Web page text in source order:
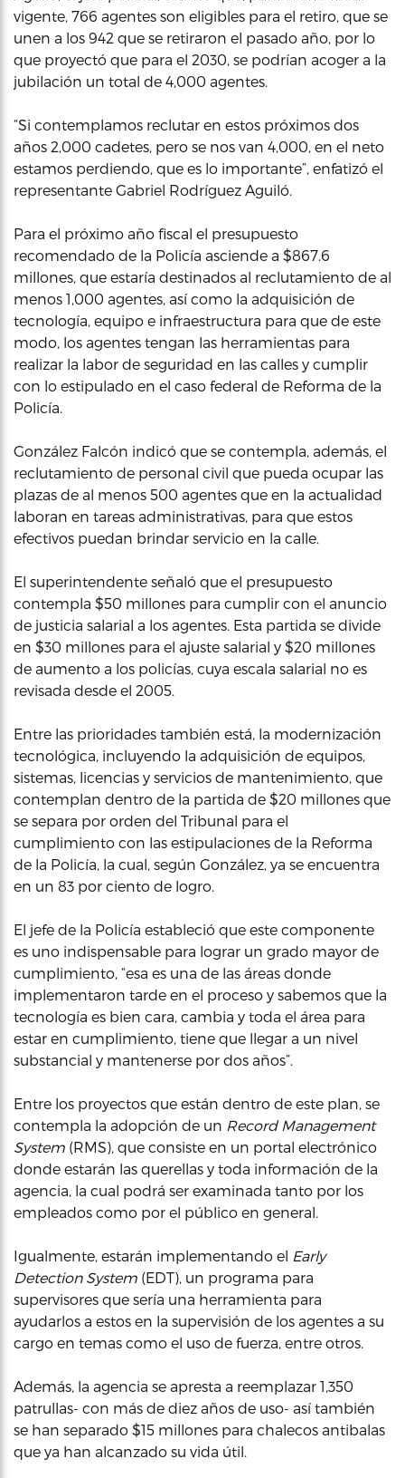
vigente, 766 agentes son eligibles para el retiro, que se
unen a los 942 que se retiraron el pasado año, por lo
que proyectó que para el 2030, se podrían acoger a la
jubilación un total de 4,000 agentes.
“Si contemplamos reclutar en estos próximos dos
años 2,000 cadetes, pero se nos van 4,000, en el neto
estamos perdiendo, que es lo importante”, enfatizó el
representante Gabriel Rodríguez Aguiló.
Para el próximo año fiscal el presupuesto
recomendado de la Policía asciende a $867.6
millones, que estaría destinados al reclutamiento de al
menos 1,000 agentes, así como la adquisición de
tecnología, equipo e infraestructura para que de este
modo, los agentes tengan las herramientas para
realizar la labor de seguridad en las calles y cumplir
con lo estipulado en el caso federal de Reforma de la
Policía.
González Falcón indicó que se contempla, además, el
reclutamiento de personal civil que pueda ocupar las
plazas de al menos 500 agentes que en la actualidad
laboran en tareas administrativas, para que estos
efectivos puedan brindar servicio en la calle.
El superintendente señaló que el presupuesto
contempla $50 millones para cumplir con el anuncio
de justicia salarial a los agentes. Esta partida se divide
en $30 millones para el ajuste salarial y $20 millones
de aumento a los policías, cuya escala salarial no es
revisada desde el 2005.
Entre las prioridades también está, la modernización
tecnológica, incluyendo la adquisición de equipos,
sistemas, licencias y servicios de mantenimiento, que
contemplan dentro de la partida de $20 millones que
se separa por orden del Tribunal para el
cumplimiento con las estipulaciones de la Reforma
de la Policía, la cual, según González, ya se encuentra
en un 83 por ciento de logro.
El jefe de la Policía estableció que este componente
es uno indispensable para lograr un grado mayor de
cumplimiento, “esa es una de las áreas donde
implementaron tarde en el proceso y sabemos que la
tecnología es bien cara, cambia y toda el área para
estar en cumplimiento, tiene que llegar a un nivel
substancial y mantenerse por dos años”.
Entre los proyectos que están dentro de este plan, se
contempla la adopción de un Record Management
System (RMS), que consiste en un portal electrónico
donde estarán las querellas y toda información de la
agencia, la cual podrá ser examinada tanto por los
empleados como por el público en general.
Igualmente, estarán implementando el Early
Detection System (EDT), un programa para
supervisores que sería una herramienta para
ayudarlos a estos en la supervisión de los agentes a su
cargo en temas como el uso de fuerza, entre otros.
Además, la agencia se apresta a reemplazar 1,350
patrullas- con más de diez años de uso- así también
se han separado $15 millones para chalecos antibalas
que ya han alcanzado su vida útil.